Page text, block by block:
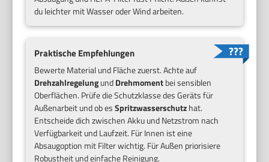
du leichter mit Wasser oder Wind arbeiten.
Praktische Empfehlungen
Bewerte Material und Fläche zuerst. Achte auf
DrehzahlregelungundDrehmomentbei sensiblen
Oberflächen. Prüfe die Schutzklasse des Geräts für
Außenarbeit und ob esSpritzwasserschutzhat.
Entscheide dich zwischen Akku und Netzstrom nach
Verfügbarkeit und Laufzeit. Für Innen ist eine
Absaugoption mit Filter wichtig. Für Außen priorisiere
Robustheit und einfache Reinigung.